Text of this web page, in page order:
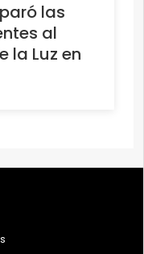
las
al
la Luz en